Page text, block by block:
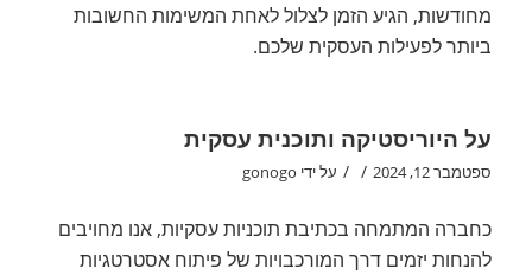
מחודשות, הגיע הזמן לצלול לאחת המשימות החשובות
ביותר לפעילות העסקית שלכם.
על היוריסטיקה ותוכנית עסקית
ספטמבר 12, 2024 /
/ על ידי gonogo
כחברה המתמחה בכתיבת תוכניות עסקיות, אנו מחויבים
להנחות יזמים דרך המורכבויות של פיתוח אסטרטגיות